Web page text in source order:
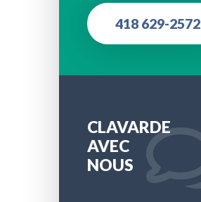
418 629-2572
CLAVARDE
AVEC
NOUS